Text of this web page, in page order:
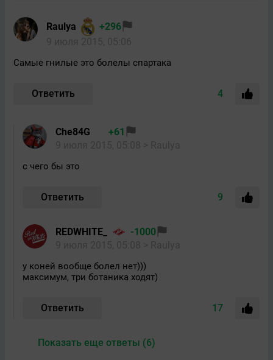
Raulya
+296
Самые гнилые это болелы спартака
Ответить 4
Che84G
+61
с чего бы это
Ответить 9
REDWHITE_
-1000
у коней вообще болел нет)))
максимум, три ботаника ходят)
Ответить 17
Показать еще ответы (6)